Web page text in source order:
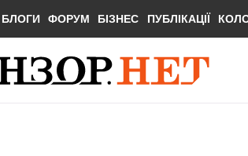
БЛОГИ ФОРУМ БІЗНЕС ПУБЛІКАЦІЇ